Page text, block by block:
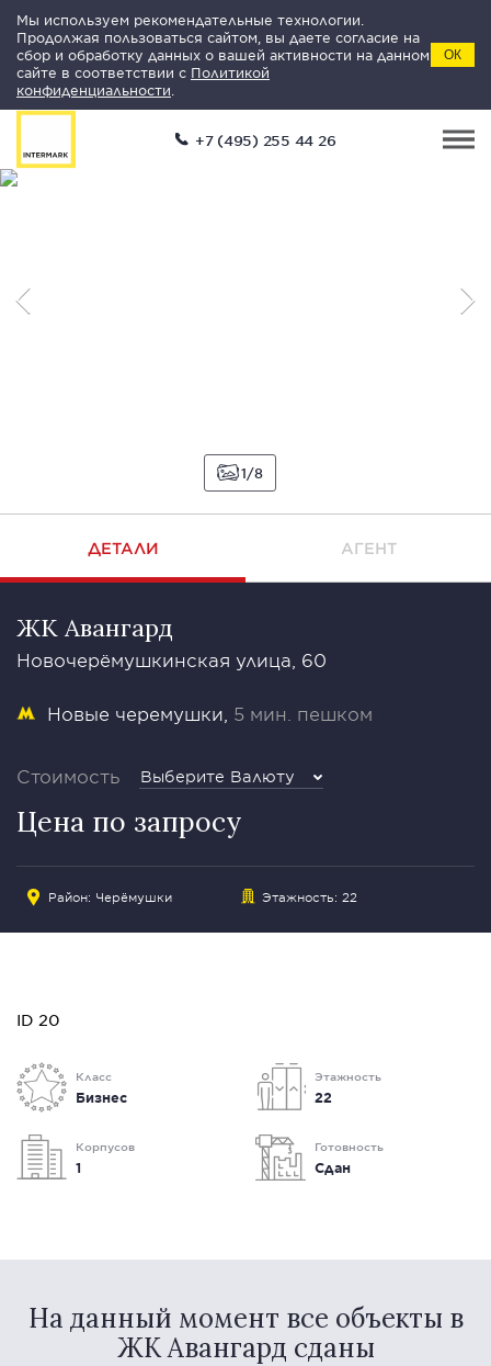
Мы используем рекомендательные технологии.
Продолжая пользоваться сайтом, вы даете согласие на
сбор и обработку данных о вашей активности на данном
сайте в соответствии с Политикой
конфиденциальности
ОК
+7 (495) 255 44 26
1 8
ДЕТАЛИ АГЕНТ
ЖК Авангард
Новочерёмушкинская улица, 60
Новые черемушки 5 мин. пешком
Стоимость Выберите Валюту
Цена по запросу
Район: Черёмушки Этажность: 22
ID 20
Класс
Бизнес
Этажность
22
Корпусов
1
Готовность
Сдан
На данный момент все объекты в
ЖК Авангард сданы